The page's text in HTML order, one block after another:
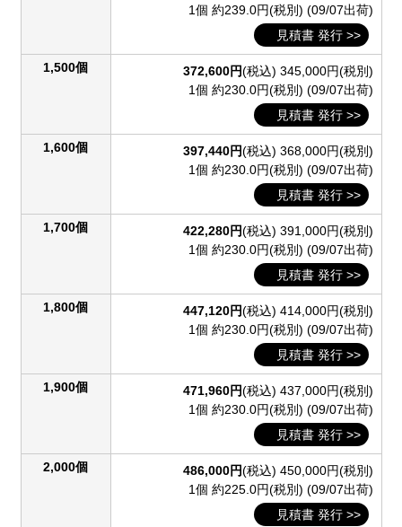
1個 約239.0円(税別) (09/07出荷)
見積書 発行 >>
1,500個 372,600円(税込) 345,000円(税別)
1個 約230.0円(税別) (09/07出荷)
見積書 発行 >>
1,600個 397,440円(税込) 368,000円(税別)
1個 約230.0円(税別) (09/07出荷)
見積書 発行 >>
1,700個 422,280円(税込) 391,000円(税別)
1個 約230.0円(税別) (09/07出荷)
見積書 発行 >>
1,800個 447,120円(税込) 414,000円(税別)
1個 約230.0円(税別) (09/07出荷)
見積書 発行 >>
1,900個 471,960円(税込) 437,000円(税別)
1個 約230.0円(税別) (09/07出荷)
見積書 発行 >>
2,000個 486,000円(税込) 450,000円(税別)
1個 約225.0円(税別) (09/07出荷)
見積書 発行 >>